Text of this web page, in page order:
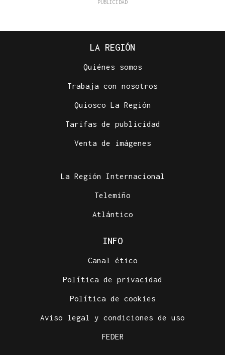
LA REGIÓN
Quiénes somos
Trabaja con nosotros
Quiosco La Región
Tarifas de publicidad
Venta de imágenes
La Región Internacional
Telemiño
Atlántico
INFO
Canal ético
Política de privacidad
Política de cookies
Aviso legal y condiciones de uso
FEDER